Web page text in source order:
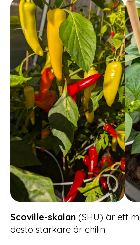
Scoville-skalan (SHU) är ett
desto starkare är chilin.